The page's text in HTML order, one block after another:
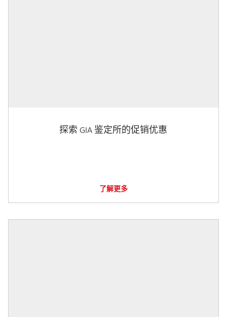
探索 GIA 鉴定所的促销优惠
了解更多